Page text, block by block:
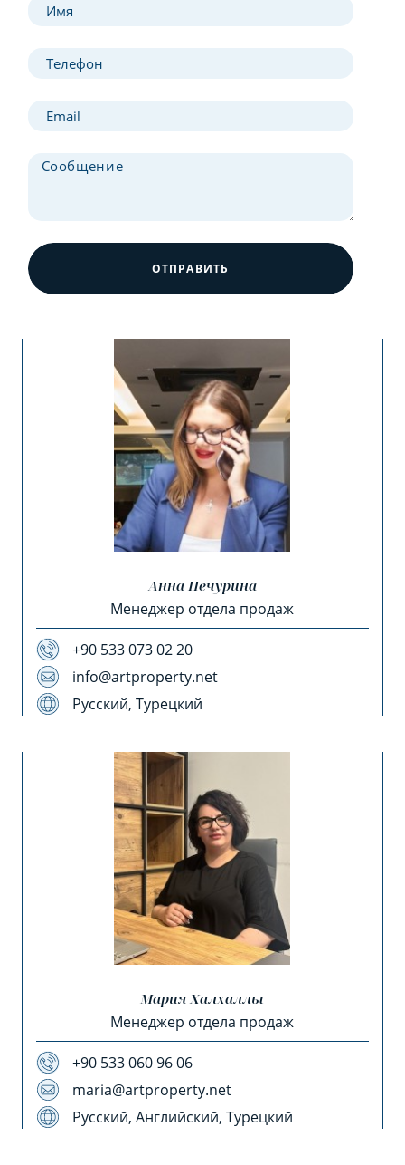
ОТПРАВИТЬ
Анна Печурина
Менеджер отдела продаж
+90 533 073 02 20
info@artproperty.net
Русский, Турецкий
Мария Халхаллы
Менеджер отдела продаж
+90 533 060 96 06
maria@artproperty.net
Русский, Английский, Турецкий